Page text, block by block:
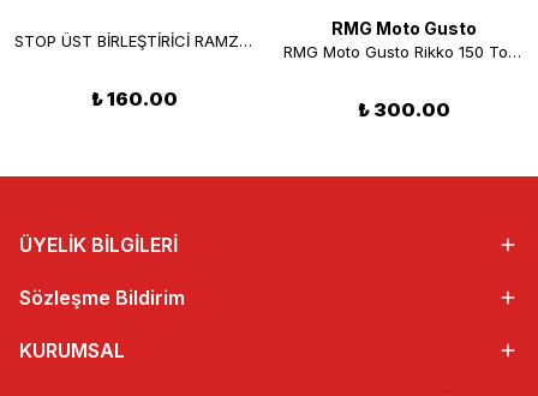
STOP ÜST BİRLEŞTİRİCİ RAMZEY CUP 100 ( KIRMIZI)
₺ 160.00
RMG Moto Gusto
RMG Moto Gusto Rikko 150 Torpido Kapağı Mavi
₺ 300.00
ÜYELİK BİLGİLERİ
Sözleşme Bildirim
KURUMSAL